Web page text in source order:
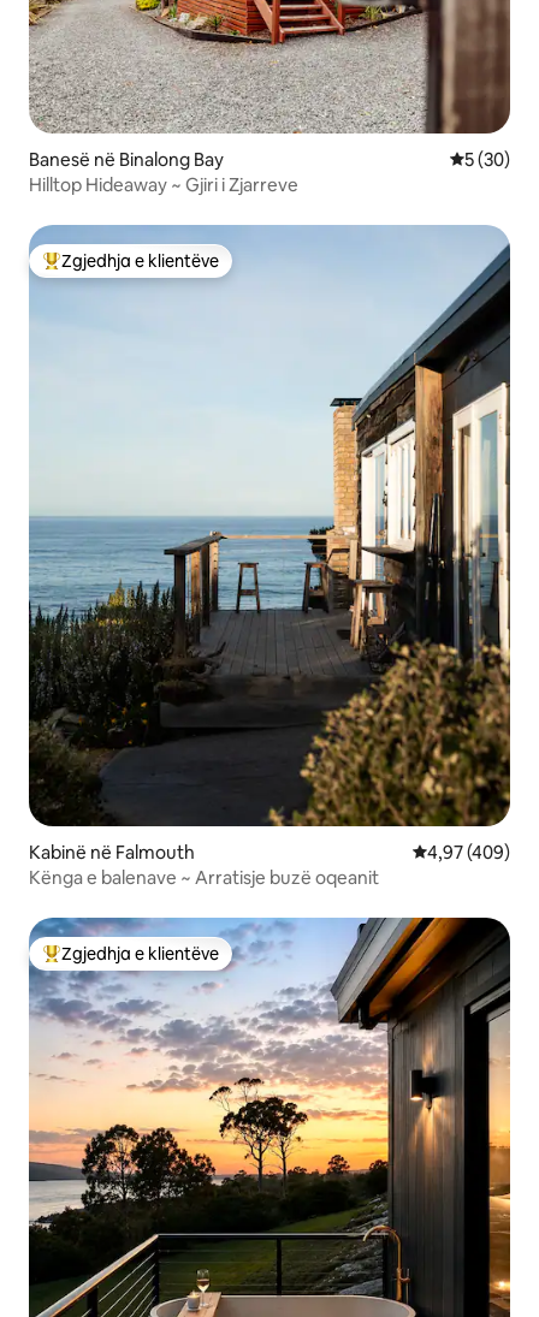
Banesë në Binalong Bay Vlerësimi
5 (30)
Hilltop Hideaway ~ Gjiri i Zjarreve
Më të mirat e zgjedhjeve të klientëve
Zgjedhja e klientëve
Kabinë në Falmouth Vlerësimi
4,97 (409)
Kënga e balenave ~ Arratisje buzë oqeanit
Më të mirat e zgjedhjeve të klientëve
Zgjedhja e klientëve